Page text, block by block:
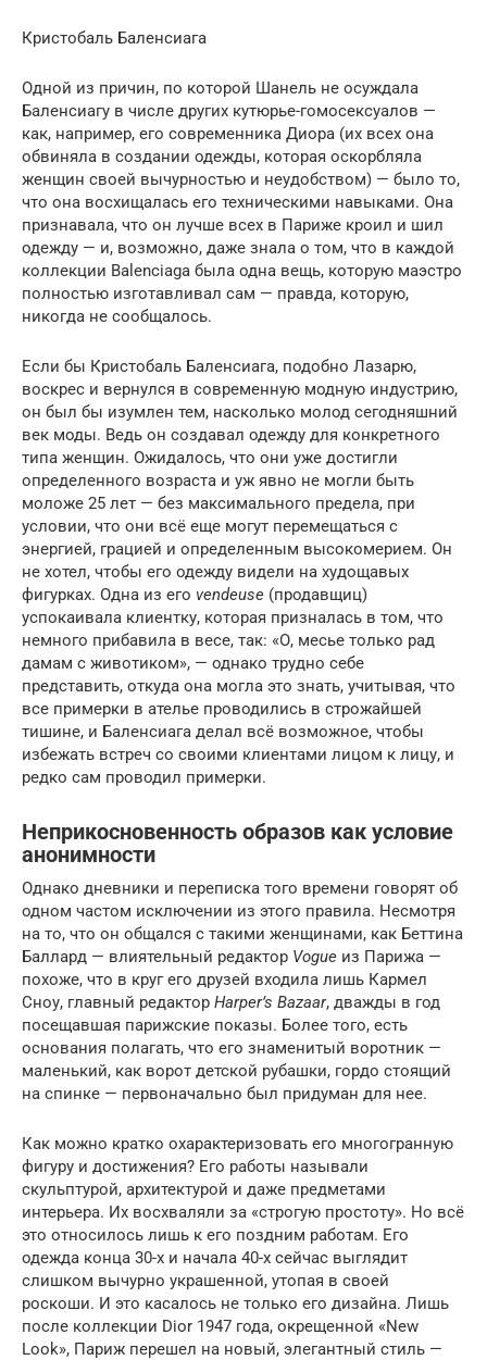
Кристобаль Баленсиага
Одной из причин, по которой Шанель не осуждала
Баленсиагу в числе других кутюрье-гомосексуалов —
как, например, его современника Диора (их всех она
обвиняла в создании одежды, которая оскорбляла
женщин своей вычурностью и неудобством) — было то,
что она восхищалась его техническими навыками. Она
признавала, что он лучше всех в Париже кроил и шил
одежду — и, возможно, даже знала о том, что в каждой
коллекции Balenciaga была одна вещь, которую маэстро
полностью изготавливал сам — правда, которую,
никогда не сообщалось.
Если бы Кристобаль Баленсиага, подобно Лазарю,
воскрес и вернулся в современную модную индустрию,
он был бы изумлен тем, насколько молод сегодняшний
век моды. Ведь он создавал одежду для конкретного
типа женщин. Ожидалось, что они уже достигли
определенного возраста и уж явно не могли быть
моложе 25 лет — без максимального предела, при
условии, что они всё еще могут перемещаться с
энергией, грацией и определенным высокомерием. Он
не хотел, чтобы его одежду видели на худощавых
фигурках. Одна из его vendeuse (продавщиц)
успокаивала клиентку, которая призналась в том, что
немного прибавила в весе, так: «О, месье только рад
дамам с животиком», — однако трудно себе
представить, откуда она могла это знать, учитывая, что
все примерки в ателье проводились в строжайшей
тишине, и Баленсиага делал всё возможное, чтобы
избежать встреч со своими клиентами лицом к лицу, и
редко сам проводил примерки.
Неприкосновенность образов как условие
анонимности
Однако дневники и переписка того времени говорят об
одном частом исключении из этого правила. Несмотря
на то, что он общался с такими женщинами, как Беттина
Баллард — влиятельный редактор Vogue из Парижа —
похоже, что в круг его друзей входила лишь Кармел
Сноу, главный редактор Harper’s Bazaar, дважды в год
посещавшая парижские показы. Более того, есть
основания полагать, что его знаменитый воротник —
маленький, как ворот детской рубашки, гордо стоящий
на спинке — первоначально был придуман для нее.
Как можно кратко охарактеризовать его многогранную
фигуру и достижения? Его работы называли
скульптурой, архитектурой и даже предметами
интерьера. Их восхваляли за «строгую простоту». Но всё
это относилось лишь к его поздним работам. Его
одежда конца 30-х и начала 40-х сейчас выглядит
слишком вычурно украшенной, утопая в своей
роскоши. И это касалось не только его дизайна. Лишь
после коллекции Dior 1947 года, окрещенной «New
Look», Париж перешел на новый, элегантный стиль —